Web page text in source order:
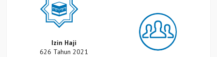
Izin Haji
626 Tahun 2021